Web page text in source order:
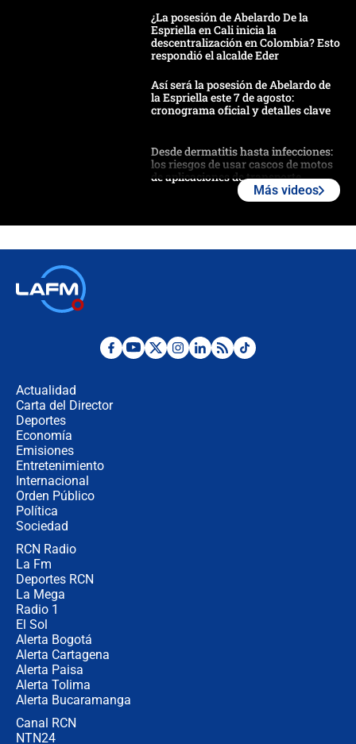
¿La posesión de Abelardo De la
Espriella en Cali inicia la
descentralización en Colombia? Esto
respondió el alcalde Eder
Así será la posesión de Abelardo de
la Espriella este 7 de agosto:
cronograma oficial y detalles clave
Desde dermatitis hasta infecciones:
los riesgos de usar cascos de motos
de aplicaciones de transporte
Posesión de Abelardo De La Espriella
Más videos
Actualidad
Carta del Director
Deportes
Economía
Emisiones
Entretenimiento
Internacional
Orden Público
Política
Sociedad
RCN Radio
La Fm
Deportes RCN
La Mega
Radio 1
El Sol
Alerta Bogotá
Alerta Cartagena
Alerta Paisa
Alerta Tolima
Alerta Bucaramanga
Canal RCN
NTN24